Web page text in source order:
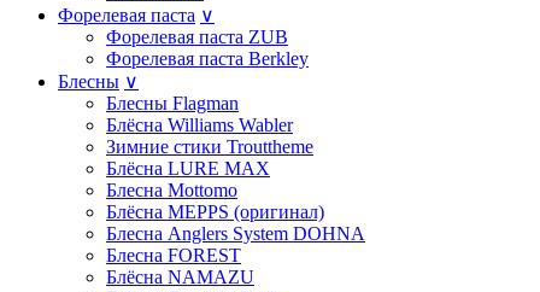
Форелевая паста ∨
Форелевая паста ZUB
Форелевая паста Berkley
Блесны ∨
Блесны Flagman
Блёсна Williams Wabler
Зимние стики Trouttheme
Блёсна LURE MAX
Блесна Mottomo
Блёсна MEPPS (оригинал)
Блесна Anglers System DOHNA
Блесна FOREST
Блёсна NAMAZU